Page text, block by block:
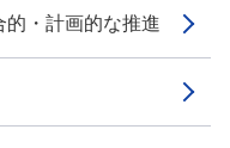
・計画的な推進